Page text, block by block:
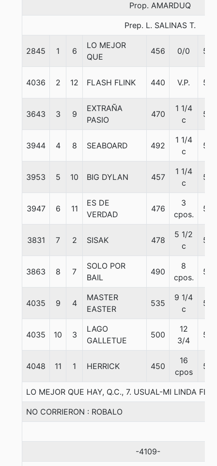
Prop. AMARDUQ
Prep. L. SALINAS T.
2845 1 6
LO MEJOR
QUE
456 0/0 55
4036 2 12 FLASH FLINK 440 V.P. 56
3643 3 9
EXTRAÑA
PASIO
470
1 1/4
c
55
3944 4 8 SEABOARD 492
1 1/4
c
58
3953 5 10 BIG DYLAN 457
1 1/4
c
55
3947 6 11
ES DE
VERDAD
476
3
cpos.
57
3831 7 2 SISAK 478
5 1/2
c
58
3863 8 7
SOLO POR
BAIL
490
8
cpos.
52
4035 9 4
MASTER
EASTER
535
9 1/4
c
53
4035 10 3
LAGO
GALLETUE
500
12
3/4
57
4048 11 1 HERRICK 450
16
cpos
54
LO MEJOR QUE HAY, Q.C., 7. USUAL-MI LINDA
NO CORRIERON : ROBALO
-4109-